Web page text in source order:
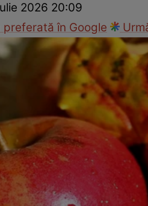
2026 20:09
în Google